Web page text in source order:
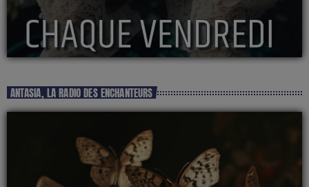
ANTASIA, LA RADIO DES ENCHANTEURS